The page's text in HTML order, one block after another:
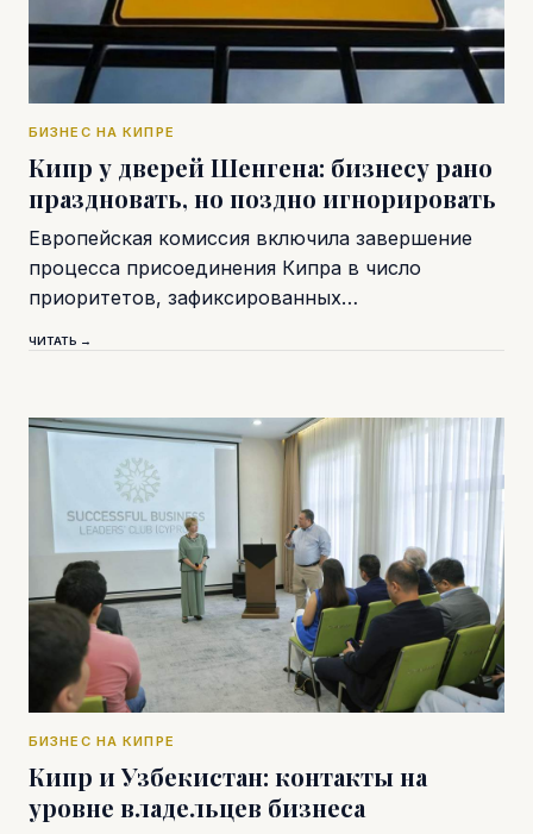
БИЗНЕС НА КИПРЕ
Кипр у дверей Шенгена: бизнесу рано
праздновать, но поздно игнорировать
Европейская комиссия включила завершение
процесса присоединения Кипра в число
приоритетов, зафиксированных…
ЧИТАТЬ →
БИЗНЕС НА КИПРЕ
Кипр и Узбекистан: контакты на
уровне владельцев бизнеса